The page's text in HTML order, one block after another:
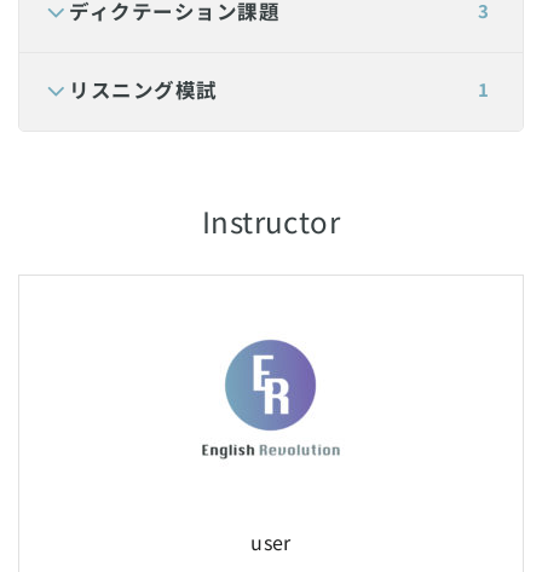
ディクテーション課題 3
リスニング模試 1
Instructor
user